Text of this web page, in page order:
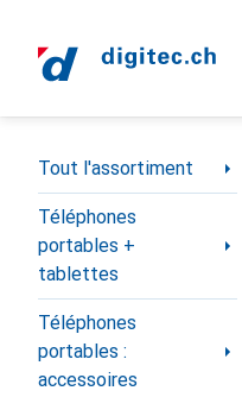
Navigation par catégorie
Tout l'assortiment
Téléphones
portables +
tablettes
Téléphones
portables :
accessoires
Tout l'assortiment